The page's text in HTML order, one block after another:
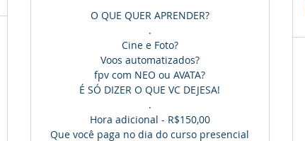
O QUE QUER APRENDER?
.
Cine e Foto?
Voos automatizados?
fpv com NEO ou AVATA?
É SÓ DIZER O QUE VC DEJESA!
.
Hora adicional - R$150,00
Que você paga no dia do curso presencial